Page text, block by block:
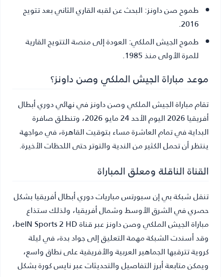
طموح صن داونز:البحث عن لقبه القاري الثاني بعد تتويج
2016.
طموح الجيش الملكي:العودة إلى منصة التتويج القارية
للمرة الأولى منذ 1985.
موعد مباراة الجيش الملكي وصن داونز؟
تقام مباراة الجيش الملكي وصن داونز في نهائي دوري أبطال
أفريقيا 2026 اليوم الأحد 24 مايو 2026، وتنطلق صافرة
البداية في تمام العاشرة مساء بتوقيت القاهرة، في مواجهة
ينتظر أن تحمل الكثير من الندية والتوتر حتى اللحظات الأخيرة.
القناة الناقلة ومعلق المباراة
تنقل شبكة بي إن سبورتس مباريات دوري أبطال أفريقيا بشكل
حصري في الشرق الأوسط وشمال أفريقيا، ولذلك ستذاع
مباراة الجيش الملكي وصن داونز عبر قناة beIN Sports 2 HD،
وقد أسندت الشبكة مهمة التعليق إلى جواد بدة، في ليلة
كروية تترقبها الجماهير العربية والأفريقية على نطاق واسع،
ويمكن متابعة أبرز التفاصيل والتحديثات عبر نايس كورة بشكل